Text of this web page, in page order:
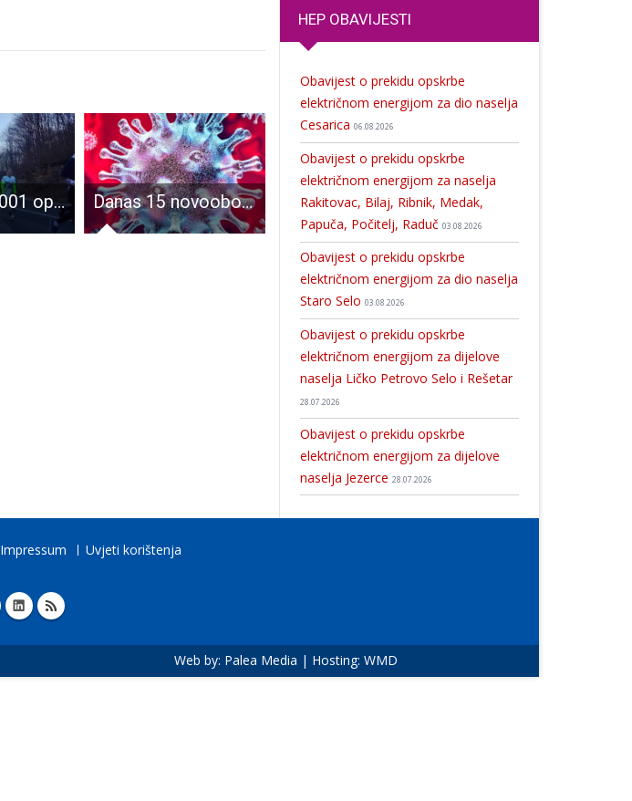
AK Velebit 2001 opet rastrčan! Danas 15 novooboljelih od COVID-19 Lijepa priča: Gospićanin Marjan Pavičić proizvest će ove godine 25 tona jabuka i 5 tona meda
HEP OBAVIJESTI
Obavijest o prekidu opskrbe
električnom energijom za dio naselja
Cesarica 06.08.2026
Obavijest o prekidu opskrbe
električnom energijom za naselja
Rakitovac, Bilaj, Ribnik, Medak,
Papuča, Počitelj, Raduč 03.08.2026
Obavijest o prekidu opskrbe
električnom energijom za dio naselja
Staro Selo 03.08.2026
Obavijest o prekidu opskrbe
električnom energijom za dijelove
naselja Ličko Petrovo Selo i Rešetar
28.07.2026
Obavijest o prekidu opskrbe
električnom energijom za dijelove
naselja Jezerce 28.07.2026
Impressum Uvjeti korištenja
Web by: Palea Media | Hosting: WMD